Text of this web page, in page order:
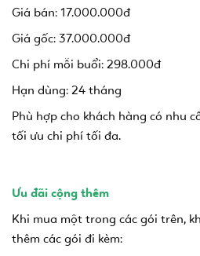
Giá bán: 17.000.000đ
Giá gốc: 37.000.000đ
Chi phí mỗi buổi: 298.000đ
Hạn dùng: 24 tháng
Phù hợp cho khách hàng có nhu
tối ưu chi phí tối đa.
Ưu đãi cộng thêm
Khi mua một trong các gói trên,
thêm các gói đi kèm: